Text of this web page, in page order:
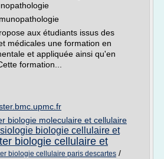
aux étudiants issus des
médicales une formation en
et appliquée ainsi qu'en
formation...
biologie moleculaire et cellulaire
biologie cellulaire et
biologie cellulaire et
biologie cellulaire paris descartes /